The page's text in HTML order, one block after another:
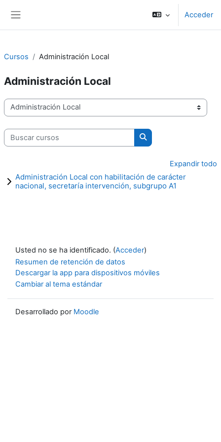
Acceder
Cursos Administración Local
Administración Local
Categorías
Buscar cursos
Buscar cursos
Expandir todo
Administración Local con habilitación de carácter
nacional, secretaría intervención, subgrupo A1
Usted no se ha identificado. (Acceder)
Resumen de retención de datos
Descargar la app para dispositivos móviles
Cambiar al tema estándar
Desarrollado por Moodle